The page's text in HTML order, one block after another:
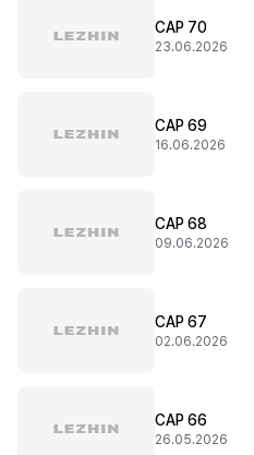
CAP 70
23.06.2026
CAP 69
16.06.2026
CAP 68
09.06.2026
CAP 67
02.06.2026
CAP 66
26.05.2026